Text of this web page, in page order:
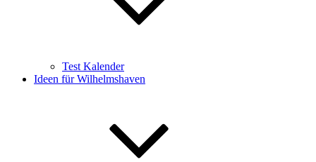
Test Kalender
Ideen für Wilhelmshaven